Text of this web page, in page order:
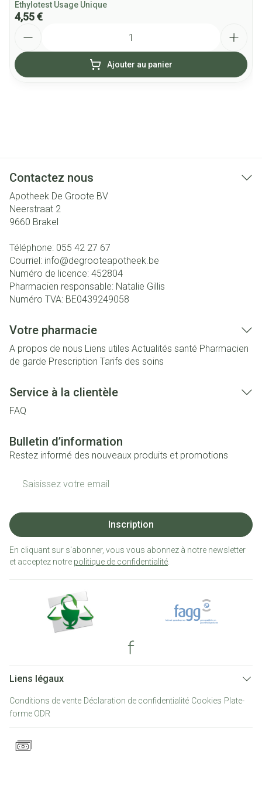
Ethylotest Usage Unique
4,55 €
Ajouter au panier
Contactez nous
Apotheek De Groote BV
Neerstraat 2
9660 Brakel
Téléphone: 055 42 27 67
Courriel: info@degrooteapotheek.be
Numéro de licence: 452804
Pharmacien responsable: Natalie Gillis
Numéro TVA: BE0439249058
Votre pharmacie
A propos de nous Liens utiles Actualités santé Pharmacien
de garde Prescription Tarifs des soins
Service à la clientèle
FAQ
Bulletin d’information
Restez informé des nouveaux produits et promotions
Inscription
En cliquant sur s'abonner, vous vous abonnez à notre newsletter
et acceptez notre politique de confidentialité
Liens légaux
Conditions de vente Déclaration de confidentialité Cookies Plate-
forme ODR